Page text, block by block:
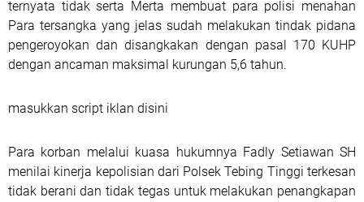
ternyata tidak serta Merta membuat para polisi menahan
Para tersangka yang jelas sudah melakukan tindak pidana
pengeroyokan dan disangkakan dengan pasal 170 KUHP
dengan ancaman maksimal kurungan 5,6 tahun.
masukkan script iklan disini
Para korban melalui kuasa hukumnya Fadly Setiawan SH
menilai kinerja kepolisian dari Polsek Tebing Tinggi terkesan
tidak berani dan tidak tegas untuk melakukan penangkapan